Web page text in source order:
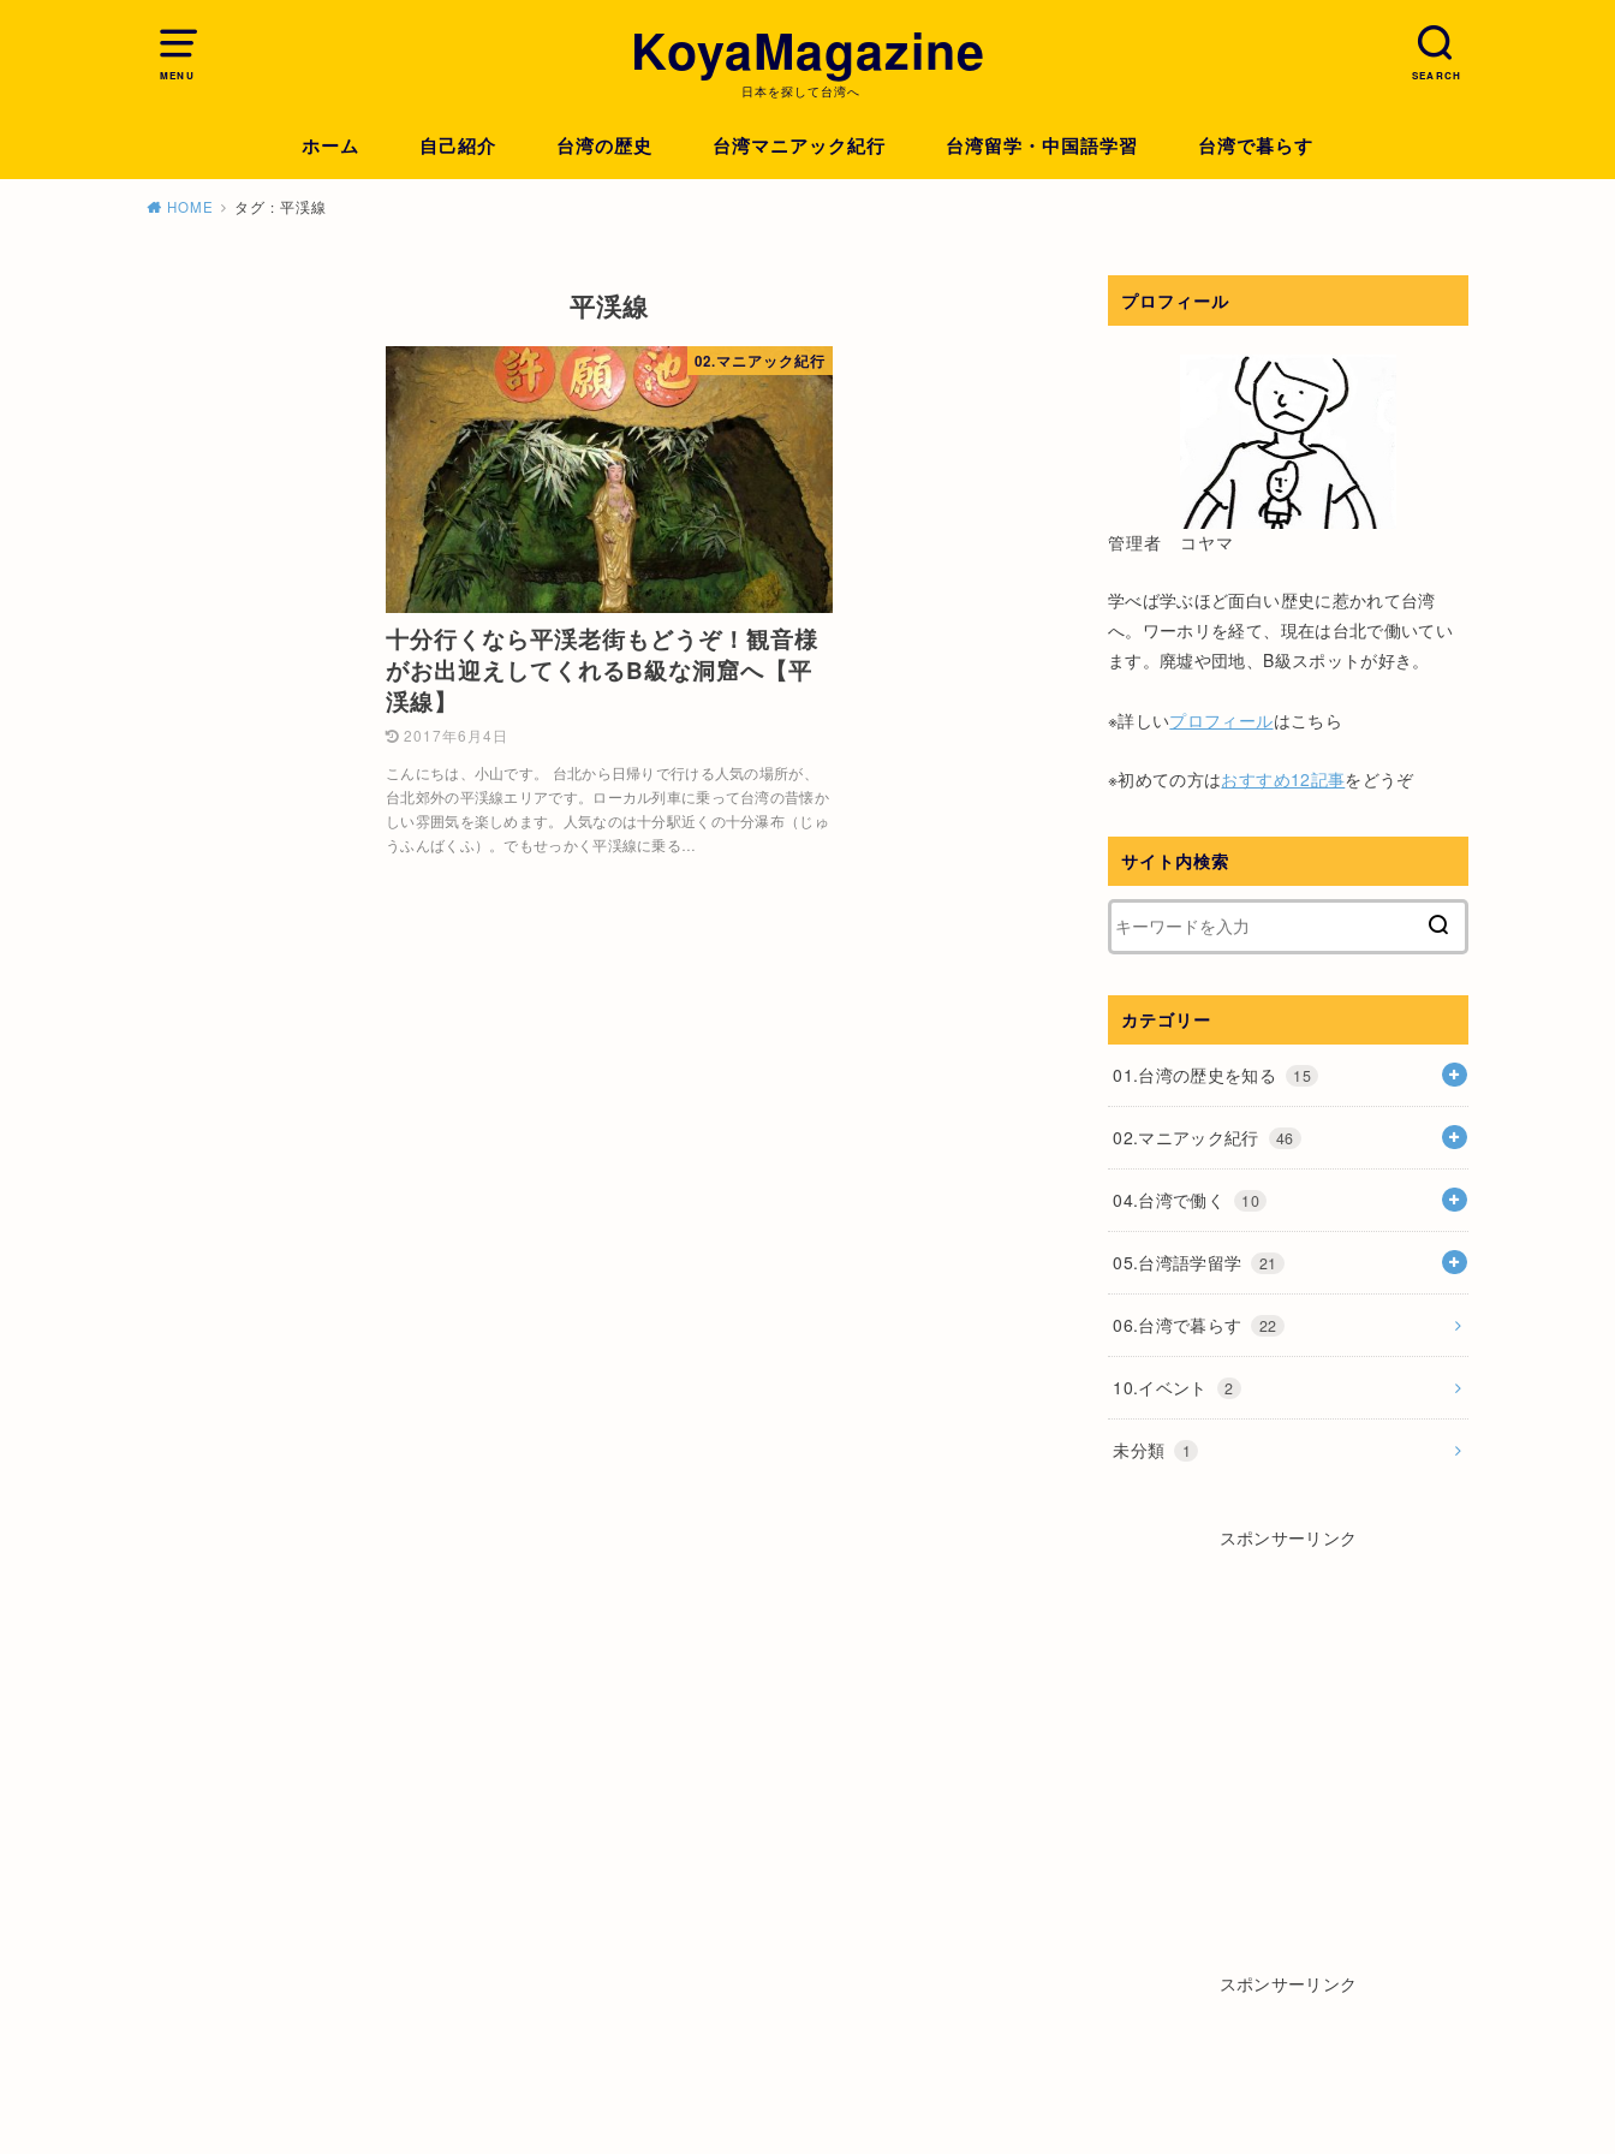
MENU SEARCH
KoyaMagazine
日本を探して台湾へ
ホーム 自己紹介 台湾の歴史 台湾マニアック紀行 台湾留学・中国語学習 台湾で暮らす
HOME タグ : 平渓線
平渓線
02.マニアック紀行
十分行くなら平渓老街もどうぞ！観音様
がお出迎えしてくれるB級な洞窟へ【平
渓線】
2017年6月4日
こんにちは、小山です。 台北から日帰りで行ける人気の場所が、
台北郊外の平渓線エリアです。ローカル列車に乗って台湾の昔懐か
しい雰囲気を楽しめます。人気なのは十分駅近くの十分瀑布（じゅ
うふんばくふ）。でもせっかく平渓線に乗る…
プロフィール
管理者 コヤマ
学べば学ぶほど面白い歴史に惹かれて台湾
へ。ワーホリを経て、現在は台北で働いてい
ます。廃墟や団地、B級スポットが好き。
※詳しいプロフィールはこちら
※初めての方はおすすめ12記事をどうぞ
サイト内検索
カテゴリー
01.台湾の歴史を知る 15
02.マニアック紀行 46
04.台湾で働く 10
05.台湾語学留学 21
06.台湾で暮らす 22
10.イベント 2
未分類 1
スポンサーリンク
スポンサーリンク